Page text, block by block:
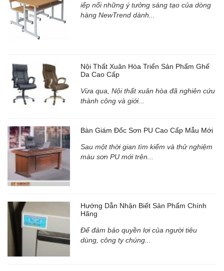
iếp nối những ý tưởng sáng tạo của dòng
hàng NewTrend dành...
Nội Thất Xuân Hòa Triển Sản Phẩm Ghế
Da Cao Cấp
Vừa qua, Nội thất xuân hòa đã nghiên cứu
thành công và giới...
Bàn Giám Đốc Sơn PU Cao Cấp Mẫu Mới
Sau một thời gian tìm kiếm và thử nghiệm
màu sơn PU mới trên...
Hướng Dẫn Nhận Biết Sản Phẩm Chính
Hãng
Để đảm bảo quyền lợi của người tiêu
dùng, công ty chúng...